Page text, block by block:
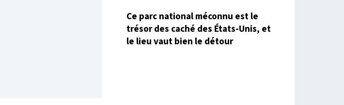
Ce parc national méconnu est le
trésor des caché des États-Unis, et
le lieu vaut bien le détour